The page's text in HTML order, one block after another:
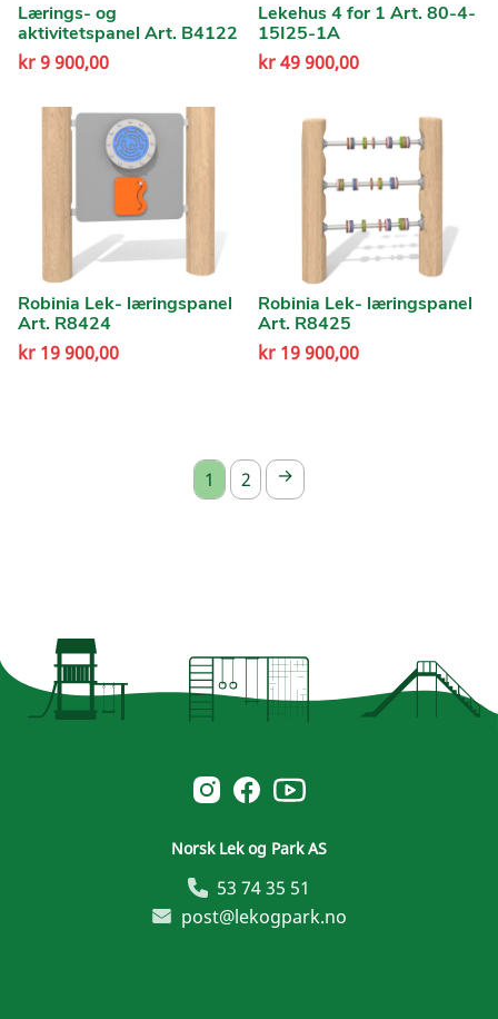
Lærings- og
aktivitetspanel Art. B4122
kr9 900,00
Lekehus 4 for 1 Art. 80-4-
15I25-1A
kr49 900,00
Robinia Lek- læringspanel
Art. R8424
kr 19 900,00
Robinia Lek- læringspanel
Art. R8425
kr19 900,00
1 2 →
Norsk Leg & Park instagram
Norsk Leg & Park facebook
Norsk Leg & Park youtube
Norsk Lek og Park AS
53 74 35 51
post@lekogpark.no